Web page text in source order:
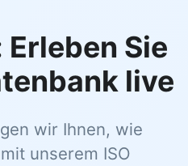
Erleben Sie
live
wir Ihnen, wie
unserem ISO